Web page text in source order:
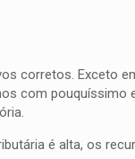
corretos. Exceto
com pouquíssimo
é alta, os